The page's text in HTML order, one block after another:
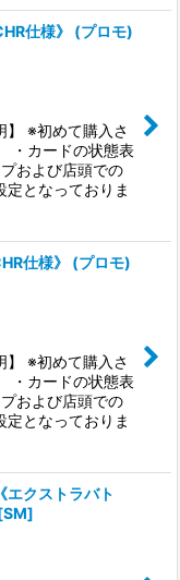
仕様》 (プロモ)
】 ※初めて購入さ
・カードの状態表
および店頭での
となっておりま
仕様》 (プロモ)
】 ※初めて購入さ
・カードの状態表
および店頭での
となっておりま
エクストラバト